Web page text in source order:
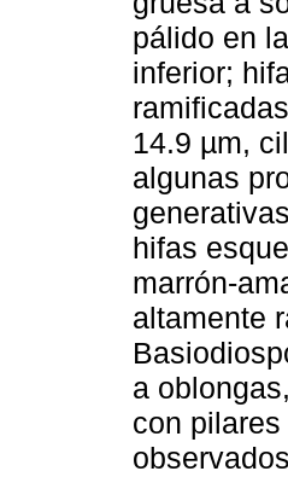
pálido en
inferior;
14.9 µm,
algunas
hifas
marrón-
altamente
a
con